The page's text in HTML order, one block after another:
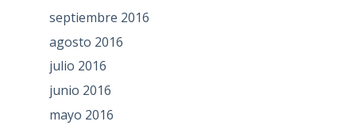
septiembre 2016
agosto 2016
julio 2016
junio 2016
mayo 2016